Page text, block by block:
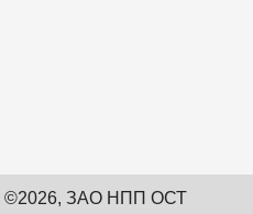
©2026, ЗАО НПП ОСТ